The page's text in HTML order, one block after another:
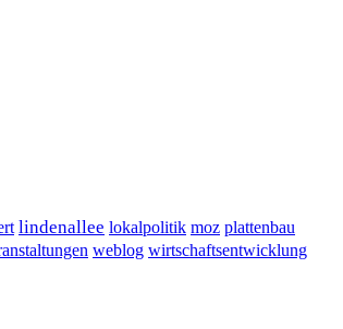
lindenallee lokalpolitik moz plattenbau
weblog wirtschaftsentwicklung